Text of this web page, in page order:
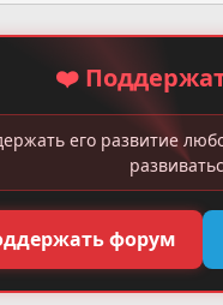
❤️
его развитие
форум